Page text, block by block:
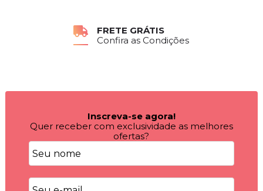
FRETE GRÁTIS
Confira as Condições
Inscreva-se agora!
Quer receber com exclusividade as melhores
ofertas?